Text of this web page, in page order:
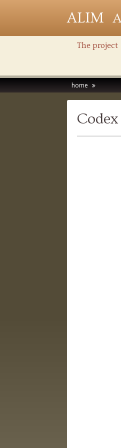
ALIM
The project
home